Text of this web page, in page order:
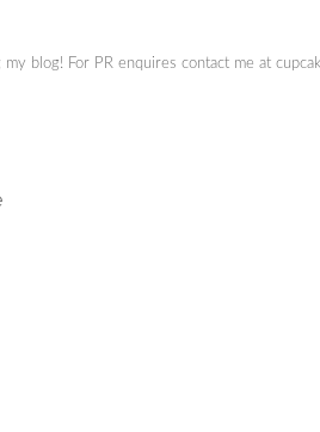
blog! For PR enquires contact me at